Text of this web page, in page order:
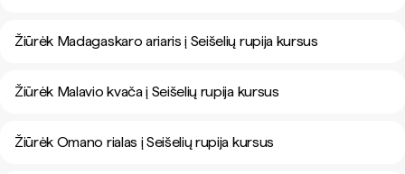
Žiūrėk Madagaskaro ariaris į Seišelių rupija kursus
Žiūrėk Malavio kvača į Seišelių rupija kursus
Žiūrėk Omano rialas į Seišelių rupija kursus